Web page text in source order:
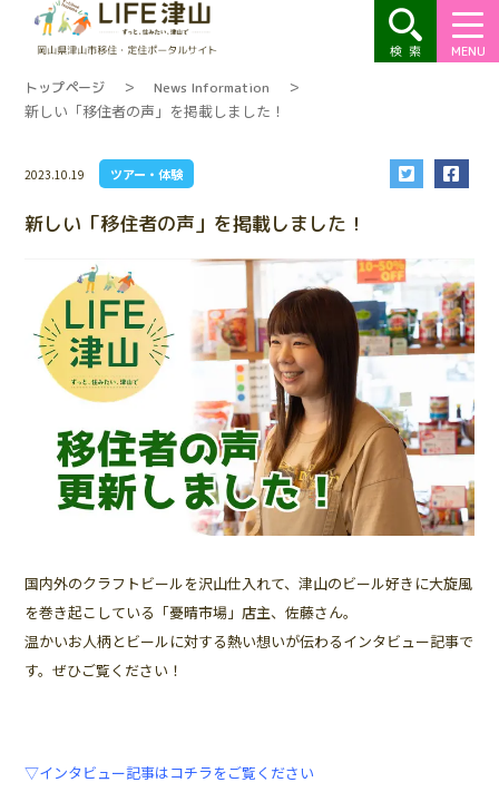
MENU
トップページ ＞ News Information ＞
新しい「移住者の声」を掲載しました！
2023.10.19 ツアー・体験
新しい「移住者の声」を掲載しました！
国内外のクラフトビールを沢山仕入れて、津山のビール好きに大旋風
を巻き起こしている「憂晴市場」店主、佐藤さん。
温かいお人柄とビールに対する熱い想いが伝わるインタビュー記事で
す。ぜひご覧ください！
▽インタビュー記事はコチラをご覧ください